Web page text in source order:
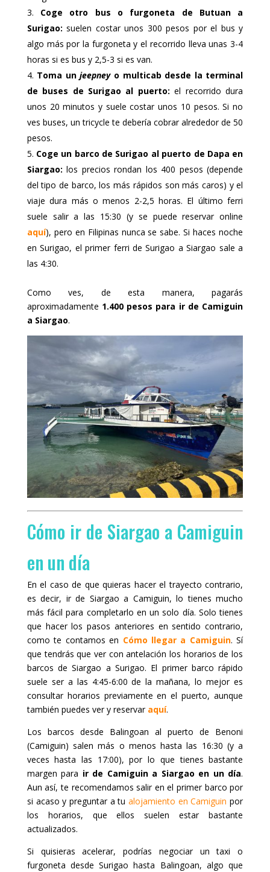
Coge otro bus o furgoneta de Butuan a
Surigao: suelen costar unos 300 pesos por el bus y
algo más por la furgoneta y el recorrido lleva unas 3-4
horas si es bus y 2,5-3 si es van.
Toma unjeepney o multicab desde la terminal
de buses de Surigao al puerto: el recorrido dura
unos 20 minutos y suele costar unos 10 pesos. Si no
ves buses, un tricycle te debería cobrar alrededor de 50
pesos.
Coge un barco de Surigao al puerto de Dapa en
Siargao: los precios rondan los 400 pesos (depende
del tipo de barco, los más rápidos son más caros) y el
viaje dura más o menos 2-2,5 horas. El último ferri
suele salir a las 15:30 (y se puede reservar online
aquí), pero en Filipinas nunca se sabe. Si haces noche
en Surigao, el primer ferri de Surigao a Siargao sale a
las 4:30.
Como ves, de esta manera, pagarás
aproximadamente 1.400 pesos para ir de Camiguin
a Siargao.
Cómo ir de Siargao a Camiguin
en un día
En el caso de que quieras hacer el trayecto contrario,
es decir, ir de Siargao a Camiguin, lo tienes mucho
más fácil para completarlo en un solo día. Solo tienes
que hacer los pasos anteriores en sentido contrario,
como te contamos en Cómo llegar a Camiguin. Sí
que tendrás que ver con antelación los horarios de los
barcos de Siargao a Surigao. El primer barco rápido
suele ser a las 4:45-6:00 de la mañana, lo mejor es
consultar horarios previamente en el puerto, aunque
también puedes ver y reservar aquí.
Los barcos desde Balingoan al puerto de Benoni
(Camiguin) salen más o menos hasta las 16:30 (y a
veces hasta las 17:00), por lo que tienes bastante
margen para ir de Camiguin a Siargao en un día.
Aun así, te recomendamos salir en el primer barco por
si acaso y preguntar a tualojamiento en Camiguin por
los horarios, que ellos suelen estar bastante
actualizados.
Si quisieras acelerar, podrías negociar un taxi o
furgoneta desde Surigao hasta Balingoan, algo que